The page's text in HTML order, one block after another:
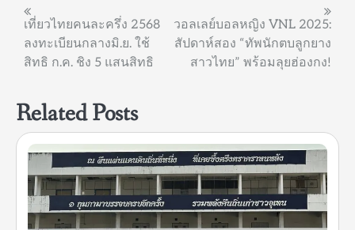
แนะแนว
เรื่อง
เที่ยวไทยคนละครึ่ง 2568
ลงทะเบียนกลางมิ.ย. ใช้
สิทธิ ก.ค. ชิง 5 แสนสิทธิ
วอลเลย์บอลหญิง VNL 2025:
สัปดาห์สอง “ทัพนักตบลูกยาง
สาวไทย” พร้อมลุยฮ่องกง!
Related Posts